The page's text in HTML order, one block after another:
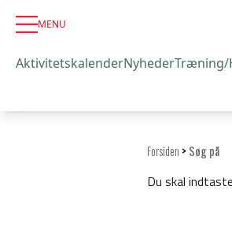
MENU
AktivitetskalenderNyhederTræning/
Forsiden > Søg på
Du skal